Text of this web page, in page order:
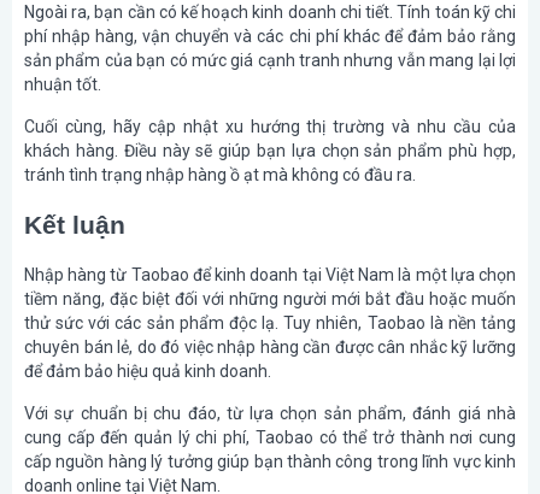
Ngoài ra, bạn cần có kế hoạch kinh doanh chi tiết. Tính toán kỹ chi
phí nhập hàng, vận chuyển và các chi phí khác để đảm bảo rằng
sản phẩm của bạn có mức giá cạnh tranh nhưng vẫn mang lại lợi
nhuận tốt.
Cuối cùng, hãy cập nhật xu hướng thị trường và nhu cầu của
khách hàng. Điều này sẽ giúp bạn lựa chọn sản phẩm phù hợp,
tránh tình trạng nhập hàng ồ ạt mà không có đầu ra.
Kết luận
Nhập hàng từ Taobao để kinh doanh tại Việt Nam là một lựa chọn
tiềm năng, đặc biệt đối với những người mới bắt đầu hoặc muốn
thử sức với các sản phẩm độc lạ. Tuy nhiên, Taobao là nền tảng
chuyên bán lẻ, do đó việc nhập hàng cần được cân nhắc kỹ lưỡng
để đảm bảo hiệu quả kinh doanh.
Với sự chuẩn bị chu đáo, từ lựa chọn sản phẩm, đánh giá nhà
cung cấp đến quản lý chi phí, Taobao có thể trở thành nơi cung
cấp nguồn hàng lý tưởng giúp bạn thành công trong lĩnh vực kinh
doanh online tại Việt Nam.